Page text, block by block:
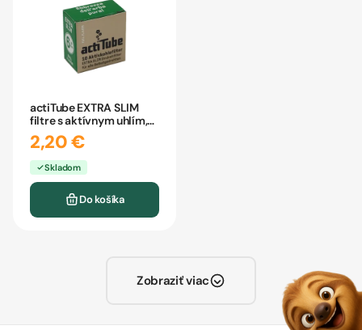
actiTube EXTRA SLIM
filtre s aktívnym uhlím,
6mm 10ks
2,20 €
Skladom
Do košíka
Zobraziť viac